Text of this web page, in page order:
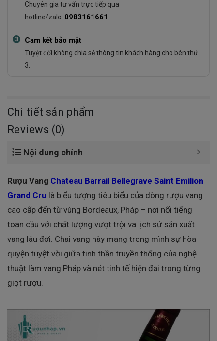
Chuyên gia tư vấn trực tiếp qua
hotline/zalo: 0983161661
3 Cam kết bảo mật
Tuyệt đối không chia sẻ thông tin khách hàng cho bên thứ
3.
Chi tiết sản phẩm
Reviews (0)
Nội dung chính
Rượu Vang Chateau Barrail Bellegrave Saint Emilion
Grand Cru là biểu tượng tiêu biểu của dòng rượu vang
cao cấp đến từ vùng Bordeaux, Pháp – nơi nổi tiếng
toàn cầu với chất lượng vượt trội và lịch sử sản xuất
vang lâu đời. Chai vang này mang trong mình sự hòa
quyện tuyệt vời giữa tinh thần truyền thống của nghệ
thuật làm vang Pháp và nét tinh tế hiện đại trong từng
giọt rượu.